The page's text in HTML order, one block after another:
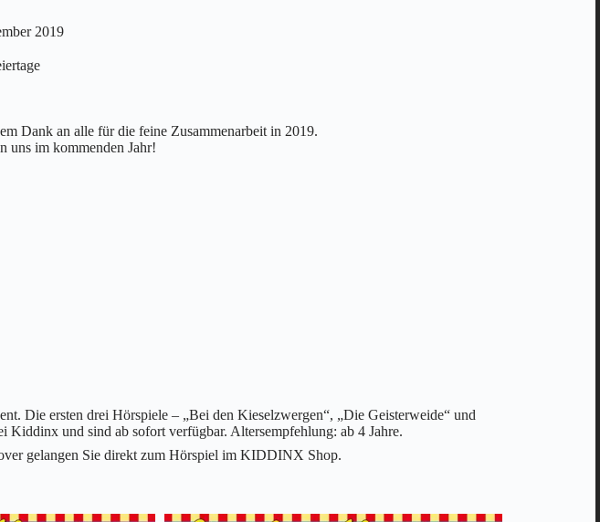
2019
Dank an alle für die feine Zusammenarbeit in 2019.
uns im kommenden Jahr!
Die ersten drei Hörspiele – „Bei den Kieselzwergen“, „Die Geisterweide“ und
Kiddinx und sind ab sofort verfügbar. Altersempfehlung: ab 4 Jahre.
gelangen Sie direkt zum Hörspiel im KIDDINX Shop.